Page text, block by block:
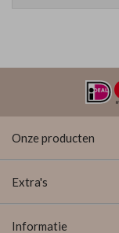
Onze producten
Extra's
Informatie